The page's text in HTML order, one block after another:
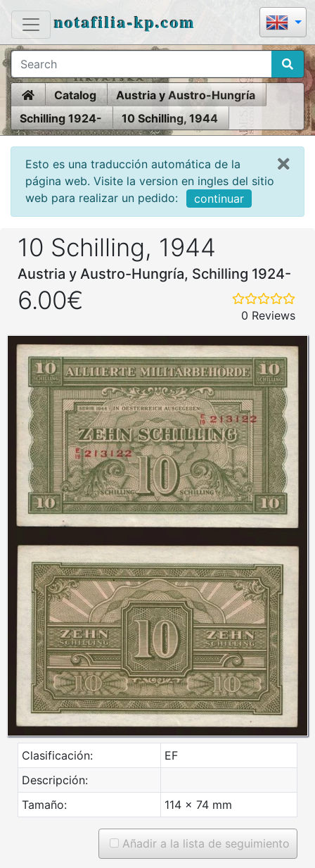
notafilia-kp.com
HomeCatalog
Austria y Austro-Hungría
Schilling 1924-
10 Schilling, 1944
Esto es una traducción automática de la
página web. Visite la version en ingles del sitio
web para realizar un pedido:
continuar
10 Schilling, 1944
Austria y Austro-Hungría, Schilling 1924-
6.00€
0 Reviews
Clasificación:
EF
Descripción:
Tamaño:
114 x 74 mm
Añadir a la lista de seguimiento